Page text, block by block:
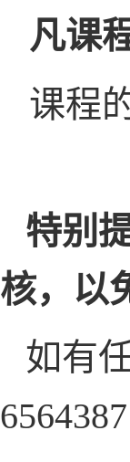
凡课
课程
特别
核，以
如有